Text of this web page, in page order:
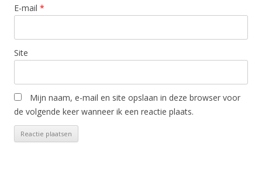
E-mail *
Site
Mijn naam, e-mail en site opslaan in deze browser voor
de volgende keer wanneer ik een reactie plaats.